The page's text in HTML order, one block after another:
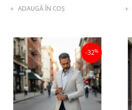
ADAUGĂ ÎN COŞ
-32%